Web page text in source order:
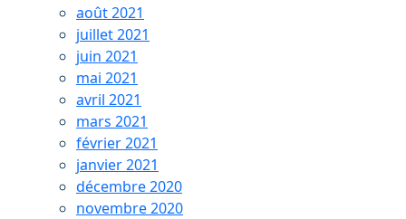
août 2021
juillet 2021
juin 2021
mai 2021
avril 2021
mars 2021
février 2021
janvier 2021
décembre 2020
novembre 2020